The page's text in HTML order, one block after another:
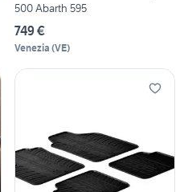
500 Abarth 595
749 €
Venezia (VE)